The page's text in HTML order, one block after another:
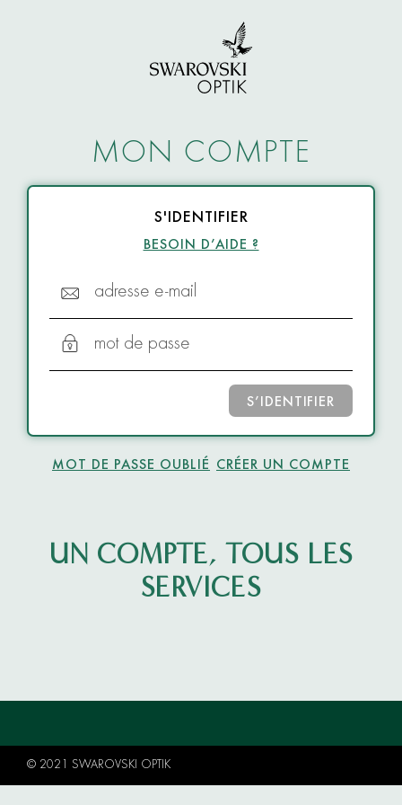
MON COMPTE
S'IDENTIFIER
BESOIN D’AIDE ?
adresse e-mail
mot de passe
S’IDENTIFIER
MOT DE PASSE OUBLIÉ CRÉER UN COMPTE
UN COMPTE, TOUS LES
SERVICES
© 2021 SWAROVSKI OPTIK